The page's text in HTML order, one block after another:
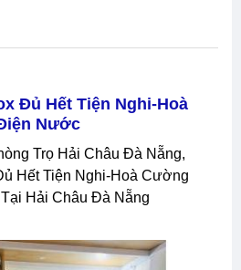
Đủ Hết Tiện Nghi-Hoà
Nước
Hết Tiện Nghi-Hoà Cường
Hải Châu Đà Nẵng